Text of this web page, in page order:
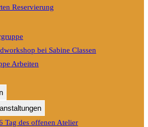
Reservierung
bei Sabine Classen
Arbeiten
Tag des offenen Atelier